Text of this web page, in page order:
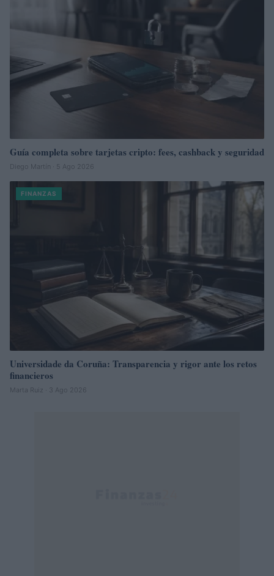
Guía completa sobre tarjetas cripto: fees, cashback y seguridad
Diego Martín · 5 Ago 2026
FINANZAS
Universidade da Coruña: Transparencia y rigor ante los retos
financieros
Marta Ruiz · 3 Ago 2026